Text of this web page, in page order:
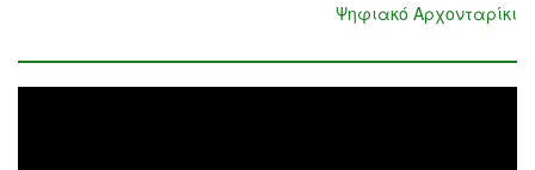
Ψηφιακό Αρχονταρίκι